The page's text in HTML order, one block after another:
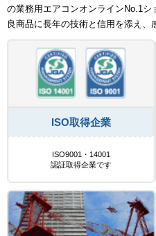
の業務用エアコンオンラインNo.1
良商品に長年の技術と信用を添え、
ISO取得企業
ISO9001・14001
認証取得企業です